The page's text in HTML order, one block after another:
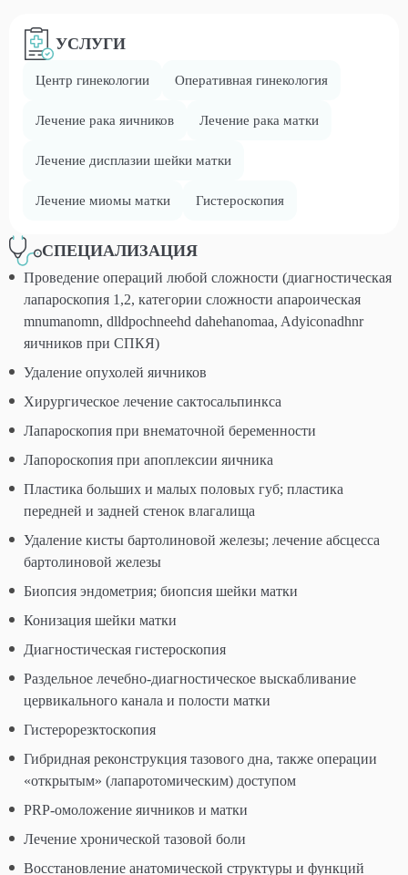
УСЛУГИ
Центр гинекологии Оперативная гинекология
Лечение рака яичников Лечение рака матки
Лечение дисплазии шейки матки
Лечение миомы матки Гистероскопия
СПЕЦИАЛИЗАЦИЯ
Проведение операций любой сложности (диагностическая
лапароскопия 1,2, категории сложности апароическая
mnumanomn, dlldpochneehd dahehanomaa, Adyiconadhnr
яичников при СПКЯ)
Удаление опухолей яичников
Хирургическое лечение сактосальпинкса
Лапароскопия при внематочной беременности
Лапороскопия при апоплексии яичника
Пластика больших и малых половых губ; пластика
передней и задней стенок влагалища
Удаление кисты бартолиновой железы; лечение абсцесса
бартолиновой железы
Биопсия эндометрия; биопсия шейки матки
Конизация шейки матки
Диагностическая гистероскопия
Раздельное лечебно-диагностическое выскабливание
цервикального канала и полости матки
Гистерорезктоскопия
Гибридная реконструкция тазового дна, также операции
«открытым» (лапаротомическим) доступом
PRP-омоложение яичников и матки
Лечение хронической тазовой боли
Восстановление анатомической структуры и функций